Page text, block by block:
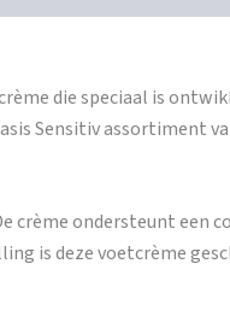
die speciaal is
Sensitiv assortiment
crème ondersteunt een
is deze voetcrème